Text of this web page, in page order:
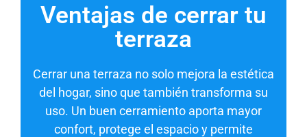
Ventajas de cerrar tu
terraza
Cerrar una terraza no solo mejora la estética
del hogar, sino que también transforma su
uso. Un buen cerramiento aporta mayor
confort, protege el espacio y permite